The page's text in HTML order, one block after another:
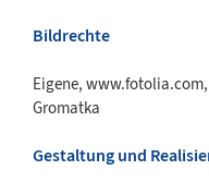
Bildrechte
Eigene,
Gromatka
Gestaltung und